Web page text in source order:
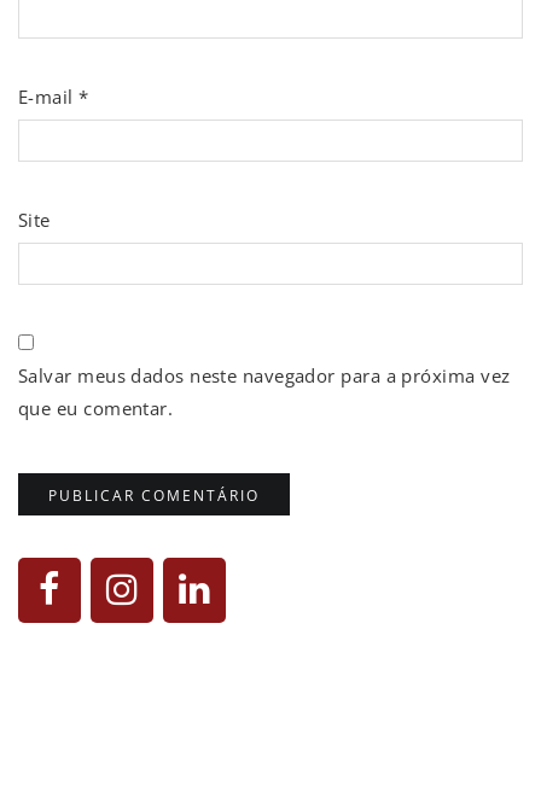
E-mail*
Site
Salvar meus dados neste navegador para a próxima vez
que eu comentar.